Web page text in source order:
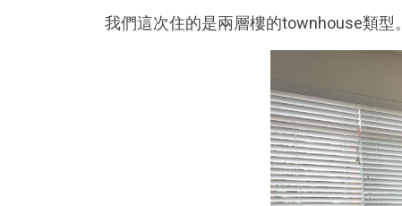
我們這次住的是兩層樓的townhouse類型。